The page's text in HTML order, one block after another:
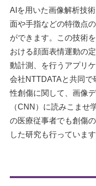
AIを用いた画像解析技
面や手指などの特徴点
ができます。この技術
おける顔面表情運動の
動計測、を行うアプリ
会社NTTDATAと共同
性創傷に関して、画像
（CNN）に読みこませ
の医療従事者でも創傷
した研究も行っています